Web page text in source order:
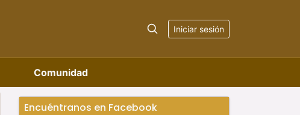
Iniciar sesión
Comunidad
Encuéntranos en Facebook